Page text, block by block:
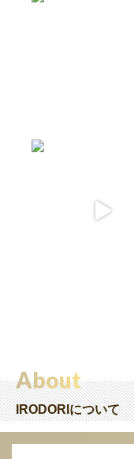
About
IRODORIについて